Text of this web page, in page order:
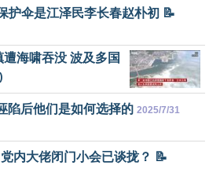
护伞是江泽民李长春赵朴初 📝
海啸吞没 波及多国
陷后他们是如何选择的 2025/7/31
内大佬闭门小会已谈拢？ 📝